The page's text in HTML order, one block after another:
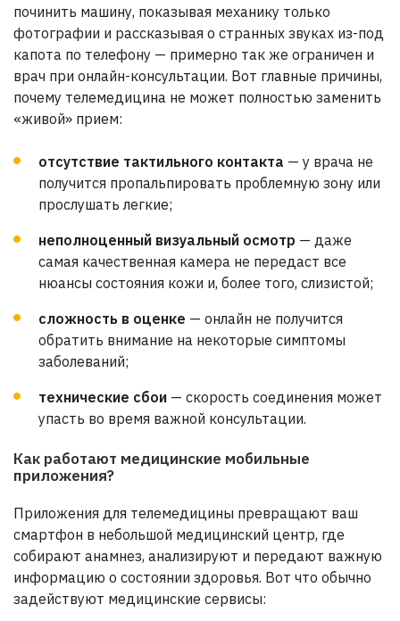
починить машину, показывая механику только
фотографии и рассказывая о странных звуках из-под
капота по телефону — примерно так же ограничен и
врач при онлайн-консультации. Вот главные причины,
почему телемедицина не может полностью заменить
«живой» прием:
отсутствие тактильного контакта — у врача не
получится пропальпировать проблемную зону или
прослушать легкие;
неполноценный визуальный осмотр — даже
самая качественная камера не передаст все
нюансы состояния кожи и, более того, слизистой;
сложность в оценке — онлайн не получится
обратить внимание на некоторые симптомы
заболеваний;
технические сбои — скорость соединения может
упасть во время важной консультации.
Как работают медицинские мобильные
приложения?
Приложения для телемедицины превращают ваш
смартфон в небольшой медицинский центр, где
собирают анамнез, анализируют и передают важную
информацию о состоянии здоровья. Вот что обычно
задействуют медицинские сервисы: